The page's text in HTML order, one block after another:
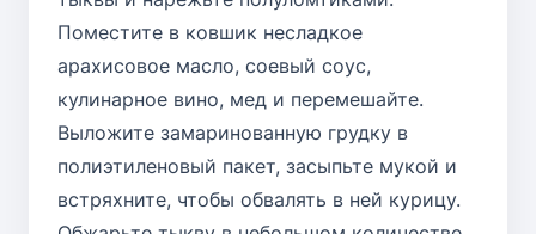
Поместите в ковшик несладкое
арахисовое масло, соевый соус,
кулинарное вино, мед и перемешайте.
Выложите замаринованную грудку в
полиэтиленовый пакет, засыпьте мукой и
встряхните, чтобы обвалять в ней курицу.